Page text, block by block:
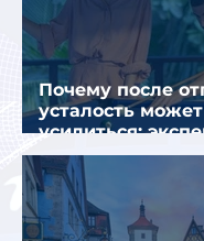
Почему после
усталость
усилиться:
объяснили